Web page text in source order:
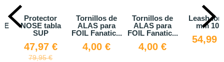
Protector
NOSE tabla
SUP
47,97 €
79,95 €
Tornillos de
ALAS para
FOIL Fanatic...
4,00 €
Tornillos de
ALAS para
FOIL Fanatic...
4,00 €
Leash ion
mm 10'
54,99